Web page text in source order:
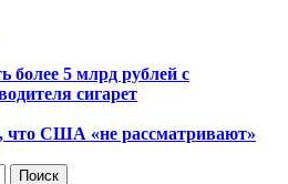
5 млрд рублей с
сигарет
что США «не рассматривают»